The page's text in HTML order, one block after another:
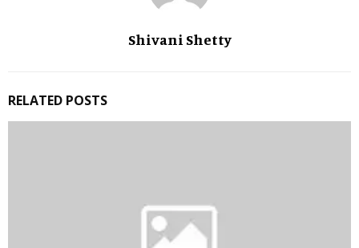
Shivani Shetty
RELATED POSTS